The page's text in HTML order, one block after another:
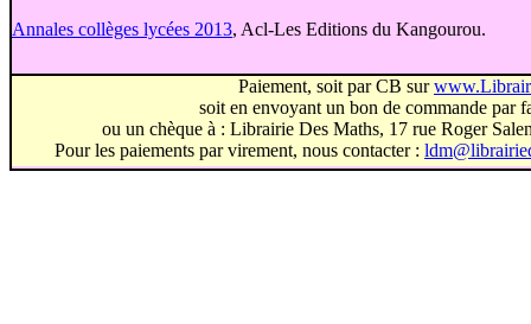
Annales collèges lycées 2013, Acl-Les Editions du Kangourou.
Paiement, soit par CB sur
soit en envoyant un bon de commande par
ou un chèque à : Librairie Des Maths, 17 rue Roger
Pour les paiements par virement, nous contacter :